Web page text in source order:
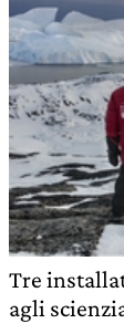
Tre
agli